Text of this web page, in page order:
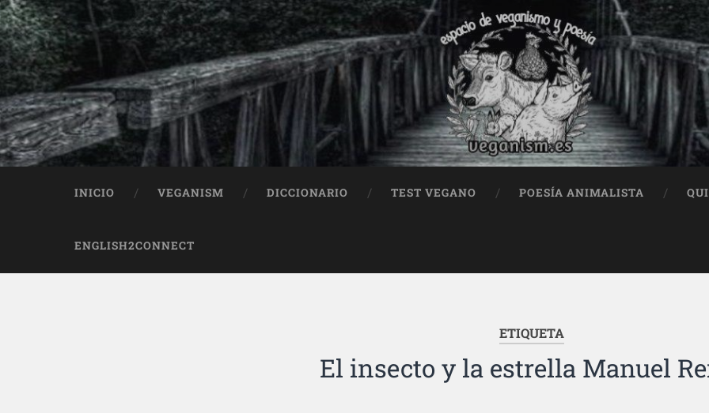
INICIO VEGANISM DICCIONARIO TEST VEGANO POESÍA ANIMALISTA
ENGLISH2CONNECT
ETIQUETA
El insecto y la estrella Manuel